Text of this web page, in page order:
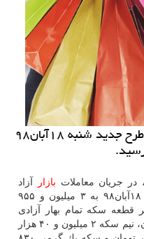
به گزارش رصد كالا قیمت سكه طرح جدید شنبه ۱۸آبان۹۸
در جریان معاملات بازار
آزاد
طرح جدید شنبه ۱۸آبان۹۸ به ۳ میلیون و ۹۵۵
قطعه سكه تمام بهار آزادی
طرح قدیم ۳ میلیون و ۹۲۰ هزار تومان، نیم سكه ۲ میلیون و ۴۰ هزار